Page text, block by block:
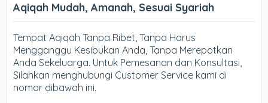
Aqiqah Mudah, Amanah, Sesuai Syariah
Tempat Aqiqah Tanpa Ribet, Tanpa Harus
Mengganggu Kesibukan Anda, Tanpa Merepotkan
Anda Sekeluarga. Untuk Pemesanan dan Konsultasi,
Silahkan menghubungi Customer Service kami di
nomor dibawah ini.